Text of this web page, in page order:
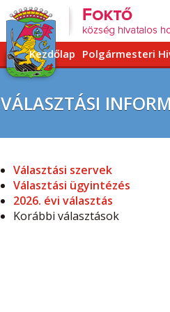
Kezdőlap Polgármesteri
VÁLASZTÁSI
Választási szervek
Választási ügyintézés
2026. évi választás
Korábbi választások